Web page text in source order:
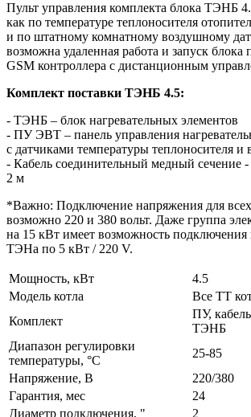
Пульт управления комплекта блока ТЭНБ
как по температуре теплоносителя
и по штатному комнатному воздушному
возможна удаленная работа и запуск блока
GSM контроллера с дистанционным
Комплект поставки ТЭНБ 4.5:
- ТЭНБ – блок нагревательных элементов
- ПУ ЭВТ – панель управления
с датчиками температуры теплоносителя и
- Кабель соединительный медный сечение
2 м
*Важно: Подключение напряжения для
возможно 220 и 380 вольт. Даже группа
на 15 кВт имеет возможность подключения
ТЭНа по 5 кВт / 220 V.
Мощность, кВт
4.5
Модель котла
Все ТТ
Комплект
ПУ,
ТЭНБ
Диапазон регулировки
температуры, °С
25-85
Напряжение, В
220/380
Гарантия, мес
24
Диаметр подключения, "
2